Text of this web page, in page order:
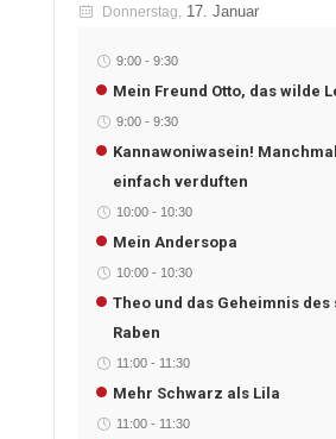
Donnerstag, 17. Januar
9:00- 9:30
Mein Freund Otto, das wilde
9:00- 9:30
Kannawoniwasein!
einfach verduften
10:00- 10:30
Mein Andersopa
10:00- 10:30
Theo und das Geheimnis
Raben
11:00- 11:30
Mehr Schwarz als Lila
11:00- 11:30